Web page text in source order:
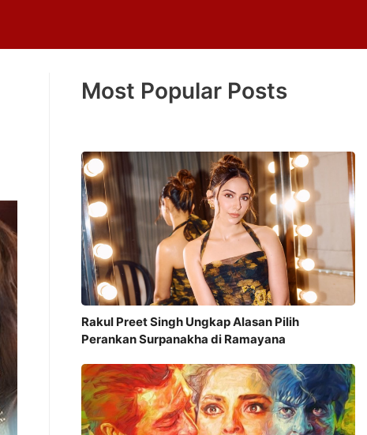
Most Popular Posts
Rakul Preet Singh Ungkap Alasan Pilih
Perankan Surpanakha di Ramayana